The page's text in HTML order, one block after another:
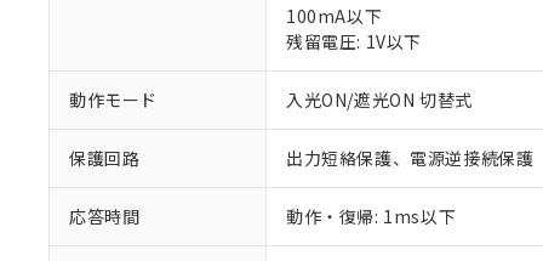
100mA以下
残留電圧: 1V以下
動作モード 入光ON/遮光ON 切替式
保護回路 出力短絡保護、電源逆接続保護
応答時間 動作・復帰: 1ms以下
ご利用条件
以下の条件をお読
※1 対応状況
対応済み：EU
対応予定：EU
調査・確認中：
非該当品：ライセ
仕入先様の事情に
があります。
※1 中国